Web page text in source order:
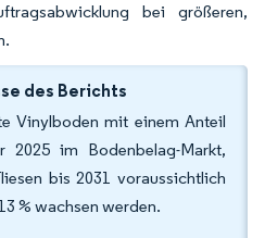
bei größeren,
des Berichts
Vinylboden mit einem Anteil
im Bodenbelag-Markt,
bis 2031 voraussichtlich
% wachsen werden.